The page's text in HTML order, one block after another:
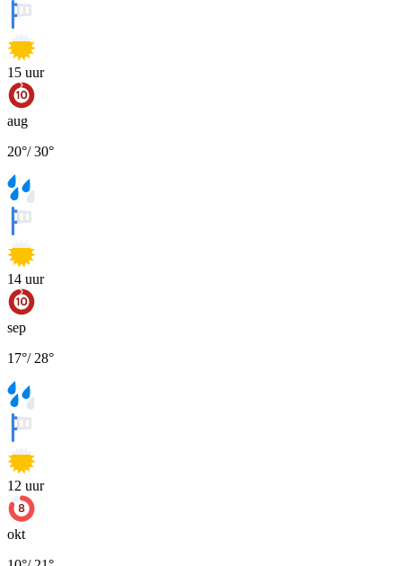
15 uur
aug
20°/30°
14 uur
sep
17°/ 28°
12 uur
okt